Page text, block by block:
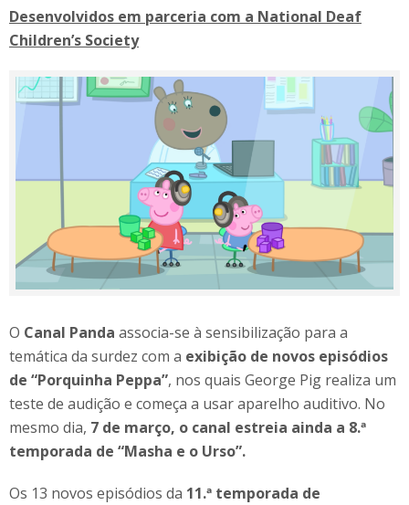
Desenvolvidos em parceria com a National Deaf
Children’s Society
O Canal Panda associa-se à sensibilização para a
temática da surdez com a exibição de novos episódios
de “Porquinha Peppa”, nos quais George Pig realiza um
teste de audição e começa a usar aparelho auditivo. No
mesmo dia, 7 de março, o canal estreia ainda a 8.ª
temporada de “Masha e o Urso”.
Os 13 novos episódios da 11.ª temporada de